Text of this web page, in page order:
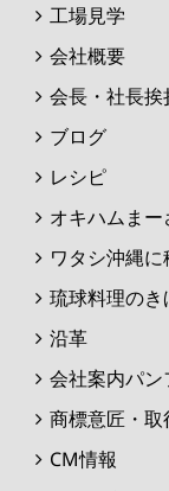
工場見学
会社概要
会長・社長
ブログ
レシピ
オキハムまー
ワタシ沖縄に
琉球料理のき
沿革
会社案内パン
商標意匠・取
CM情報